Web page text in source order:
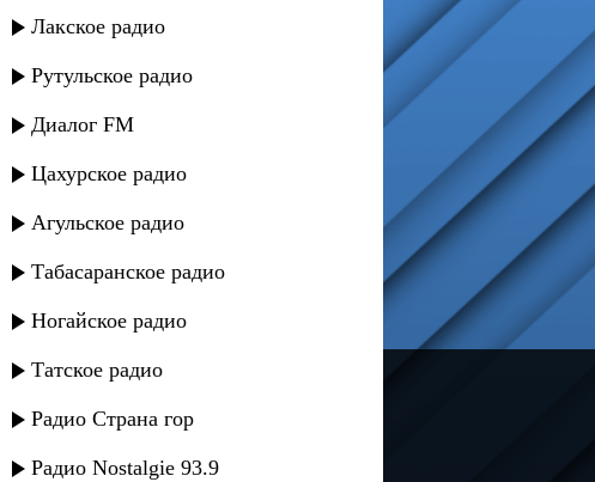
Лакское радио
Рутульское радио
Диалог FM
Цахурское радио
Агульское радио
Табасаранское радио
Ногайское радио
Татское радио
Радио Страна гор
Радио Nostalgie 93.9
---
Русское радио